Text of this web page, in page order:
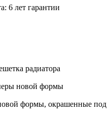
6 лет гарантии
радиатора
новой формы
формы, окрашенные под